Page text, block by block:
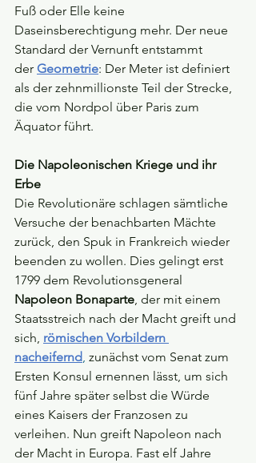
Fuß oder Elle keine
Daseinsberechtigung mehr. Der neue
Standard der Vernunft entstammt
der Geometrie: Der Meter ist definiert
als der zehnmillionste Teil der Strecke,
die vom Nordpol über Paris zum
Äquator führt.
Die Napoleonischen Kriege und ihr
Erbe
Die Revolutionäre schlagen sämtliche
Versuche der benachbarten Mächte
zurück, den Spuk in Frankreich wieder
beenden zu wollen. Dies gelingt erst
1799 dem Revolutionsgeneral
Napoleon Bonaparte , der mit einem
Staatsstreich nach der Macht greift und
sich, römischen Vorbildern
nacheifernd zunächst vom Senat zum
Ersten Konsul ernennen lässt, um sich
fünf Jahre später selbst die Würde
eines Kaisers der Franzosen zu
verleihen. Nun greift Napoleon nach
der Macht in Europa. Fast elf Jahre